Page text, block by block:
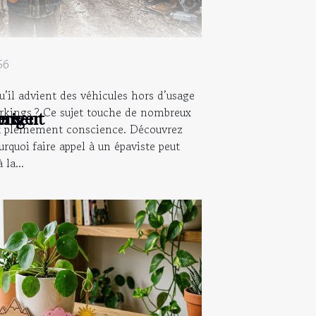
advient des véhicules hors d’usage
? Ce sujet touche de nombreux
conscience. Découvrez
faire appel à un épaviste peut
la...